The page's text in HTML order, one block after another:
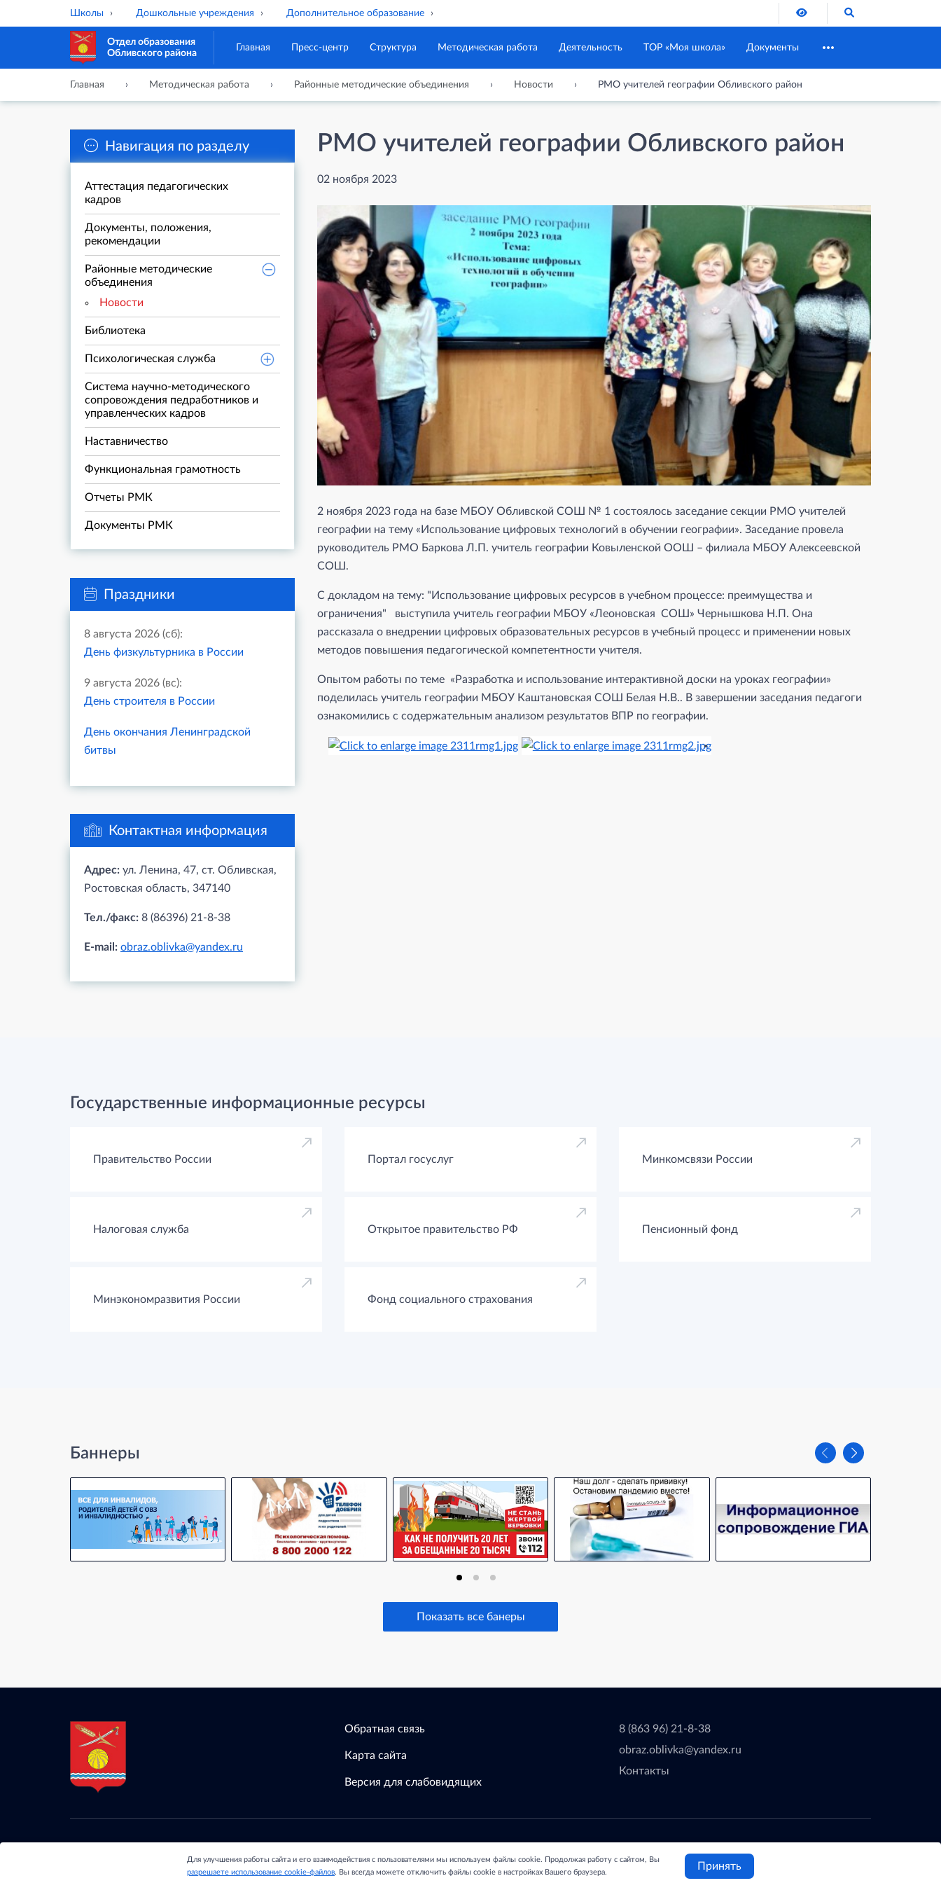
Школы Дошкольные учреждения Дополнительное образование Версия для слабовидящих
Отдел образования
Обливского района
Главная Пресс-центр Структура Методическая работа Деятельность ТОР «Моя школа» Документы
Главная Методическая работа Районные методические объединения Новости РМО учителей географии Обливского район
Навигация по разделу
Аттестация педагогических
кадров
Документы, положения,
рекомендации
Районные методические
объединения
Новости
Библиотека
Психологическая служба
Система научно-методического
сопровождения педработников и
управленческих кадров
Наставничество
Функциональная грамотность
Отчеты РМК
Документы РМК
Праздники
8 августа 2026 (сб):
День физкультурника в России
9 августа 2026 (вс):
День строителя в России
День окончания Ленинградской
битвы
Контактная информация
Адрес: ул. Ленина, 47, ст. Обливская,
Ростовская область, 347140
Тел./факс: 8 (86396) 21-8-38
E-mail: obraz.oblivka@yandex.ru
РМО учителей географии Обливского район
02 ноября 2023
2 ноября 2023 года на базе МБОУ Обливской СОШ № 1 состоялось заседание секции РМО учителей
географии на тему «Использование цифровых технологий в обучении географии». Заседание провела
руководитель РМО Баркова Л.П. учитель географии Ковыленской ООШ – филиала МБОУ Алексеевской
СОШ.
С докладом на тему: "Использование цифровых ресурсов в учебном процессе: преимущества и
ограничения" выступила учитель географии МБОУ «Леоновская СОШ» Чернышкова Н.П. Она
рассказала о внедрении цифровых образовательных ресурсов в учебный процесс и применении новых
методов повышения педагогической компетентности учителя.
Опытом работы по теме «Разработка и использование интерактивной доски на уроках географии»
поделилась учитель географии МБОУ Каштановская СОШ Белая Н.В.. В завершении заседания педагоги
ознакомились с содержательным анализом результатов ВПР по географии.
Государственные информационные ресурсы
Правительство России Портал госуслуг Минкомсвязи России
Налоговая служба Открытое правительство РФ Пенсионный фонд
Минэкономразвития России Фонд социального страхования
Баннеры
Показать все банеры
Обратная связь
Карта сайта
Версия для слабовидящих
8 (863 96) 21-8-38
obraz.oblivka@yandex.ru
Контакты
Обливского района Ростовской области.
вООО "Проводник"
Для улучшения работы сайта и его взаимодействия с пользователями мы используем файлы cookie. Продолжая работу с сайтом, Вы
разрешаете использование cookie-файлов. Вы всегда можете отключить файлы cookie в настройках Вашего браузера.
Принять